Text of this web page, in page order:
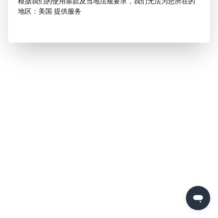
地区：美国 提供服务